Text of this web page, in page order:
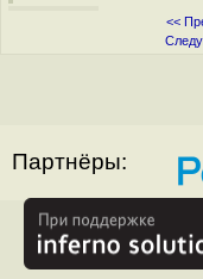
<<
Партнёры: